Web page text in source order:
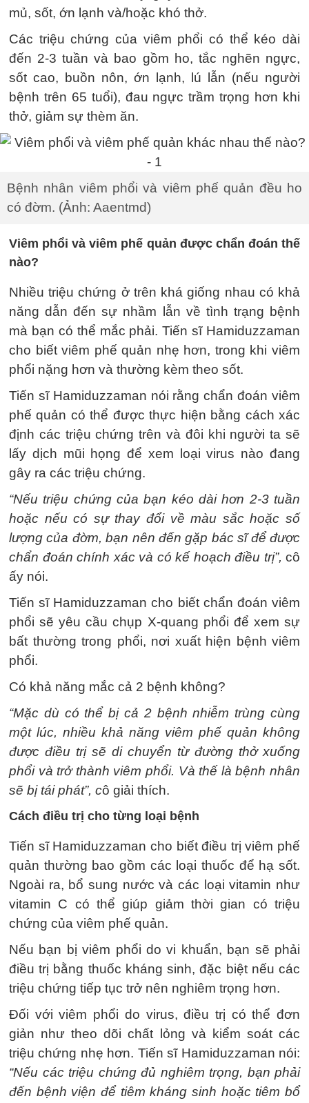
mủ, sốt, ớn lạnh và/hoặc khó thở.
Các triệu chứng của viêm phổi có thể kéo dài
đến 2-3 tuần và bao gồm ho, tắc nghẽn ngực,
sốt cao, buồn nôn, ớn lạnh, lú lẫn (nếu người
bệnh trên 65 tuổi), đau ngực trầm trọng hơn khi
thở, giảm sự thèm ăn.
Bệnh nhân viêm phổi và viêm phế quản đều ho
có đờm. (Ảnh: Aaentmd)
Viêm phổi và viêm phế quản được chẩn đoán thế
nào?
Nhiều triệu chứng ở trên khá giống nhau có khả
năng dẫn đến sự nhầm lẫn về tình trạng bệnh
mà bạn có thể mắc phải. Tiến sĩ Hamiduzzaman
cho biết viêm phế quản nhẹ hơn, trong khi viêm
phổi nặng hơn và thường kèm theo sốt.
Tiến sĩ Hamiduzzaman nói rằng chẩn đoán viêm
phế quản có thể được thực hiện bằng cách xác
định các triệu chứng trên và đôi khi người ta sẽ
lấy dịch mũi họng để xem loại virus nào đang
gây ra các triệu chứng.
“Nếu triệu chứng của bạn kéo dài hơn 2-3 tuần
hoặc nếu có sự thay đổi về màu sắc hoặc số
lượng của đờm, bạn nên đến gặp bác sĩ để được
chẩn đoán chính xác và có kế hoạch điều trị”, cô
ấy nói.
Tiến sĩ Hamiduzzaman cho biết chẩn đoán viêm
phổi sẽ yêu cầu chụp X-quang phổi để xem sự
bất thường trong phổi, nơi xuất hiện bệnh viêm
phổi.
Có khả năng mắc cả 2 bệnh không?
“Mặc dù có thể bị cả 2 bệnh nhiễm trùng cùng
một lúc, nhiều khả năng viêm phế quản không
được điều trị sẽ di chuyển từ đường thở xuống
phổi và trở thành viêm phổi. Và thế là bệnh nhân
sẽ bị tái phát”, cô giải thích.
Cách điều trị cho từng loại bệnh
Tiến sĩ Hamiduzzaman cho biết điều trị viêm phế
quản thường bao gồm các loại thuốc để hạ sốt.
Ngoài ra, bổ sung nước và các loại vitamin như
vitamin C có thể giúp giảm thời gian có triệu
chứng của viêm phế quản.
Nếu bạn bị viêm phổi do vi khuẩn, bạn sẽ phải
điều trị bằng thuốc kháng sinh, đặc biệt nếu các
triệu chứng tiếp tục trở nên nghiêm trọng hơn.
Đối với viêm phổi do virus, điều trị có thể đơn
giản như theo dõi chất lỏng và kiểm soát các
triệu chứng nhẹ hơn. Tiến sĩ Hamiduzzaman nói:
“Nếu các triệu chứng đủ nghiêm trọng, bạn phải
đến bệnh viện để tiêm kháng sinh hoặc tiêm bổ